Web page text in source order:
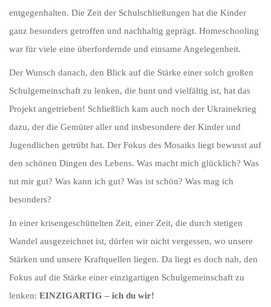
entgegenhalten. Die Zeit der Schulschließungen hat die Kinder
ganz besonders getroffen und nachhaltig geprägt. Homeschooling
war für viele eine überfordernde und einsame Angelegenheit.
Der Wunsch danach, den Blick auf die Stärke einer solch großen
Schulgemeinschaft zu lenken, die bunt und vielfältig ist, hat das
Projekt angetrieben! Schließlich kam auch noch der Ukrainekrieg
dazu, der die Gemüter aller und insbesondere der Kinder und
Jugendlichen getrübt hat. Der Fokus des Mosaiks liegt bewusst auf
den schönen Dingen des Lebens. Was macht mich glücklich? Was
tut mir gut? Was kann ich gut? Was ist schön? Was mag ich
besonders?
In einer krisengeschüttelten Zeit, einer Zeit, die durch stetigen
Wandel ausgezeichnet ist, dürfen wir nicht vergessen, wo unsere
Stärken und unsere Kraftquellen liegen. Da liegt es doch nah, den
Fokus auf die Stärke einer einzigartigen Schulgemeinschaft zu
lenken: EINZIGARTIG – ich du wir!